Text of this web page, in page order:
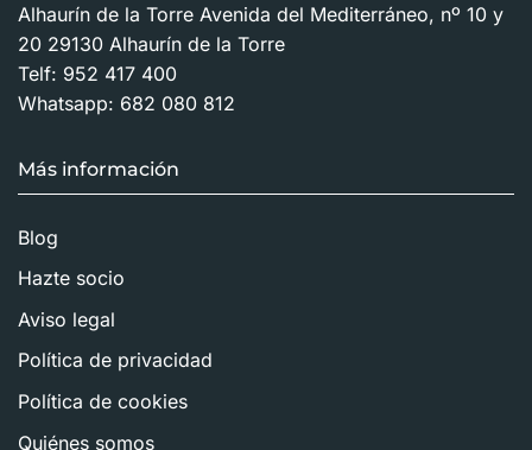
Alhaurín de la Torre Avenida del Mediterráneo, nº 10 y
20 29130 Alhaurín de la Torre
Telf: 952 417 400
Whatsapp: 682 080 812
Más información
Blog
Hazte socio
Aviso legal
Política de privacidad
Política de cookies
Quiénes somos